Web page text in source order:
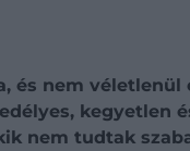
és nem véletlenül
nem tudtak